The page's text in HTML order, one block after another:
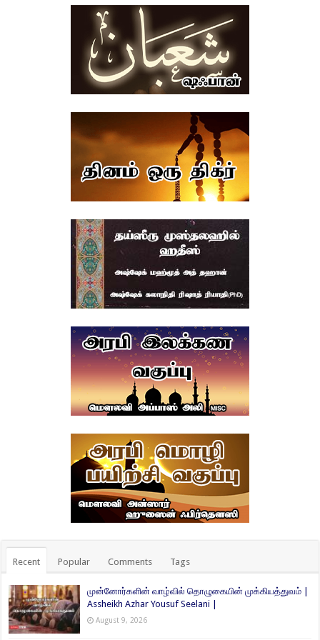
Recent Popular Comments Tags
முன்னோர்களின் வாழ்வில் தொழுகையின் முக்கியத்துவம் |
Assheikh Azhar Yousuf Seelani |
August 9, 2026